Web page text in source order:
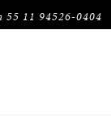
55 11 94526-0404